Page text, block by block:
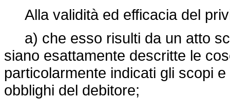
Alla validità ed efficacia del
a) che esso risulti da un atto
siano esattamente descritte le
particolarmente indicati gli scopi
obblighi del debitore;